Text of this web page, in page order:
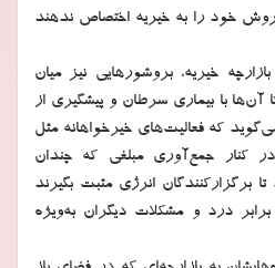
خود را به خیریه اختصاص ندهند
خیریه، بروشورهایی نیز میان
آن‌ها با بیماری سرطان و پیشگیری از
که فعالیت‌های خیرخواهانه مثل
در کنار جمع‌آوری مبلغی که چندان
برگزارکنندگان انرژی مثبت بگیرند
درد و مشکلات دیگران به‌ویژه